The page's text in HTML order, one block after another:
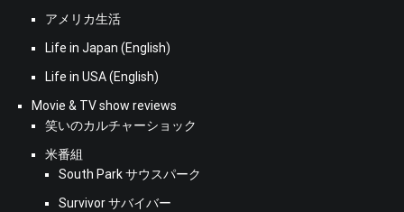
アメリカ生活
Life in Japan (English)
Life in USA (English)
Movie & TV show reviews
笑いのカルチャーショック
米番組
South Park サウスパーク
Survivor サバイバー